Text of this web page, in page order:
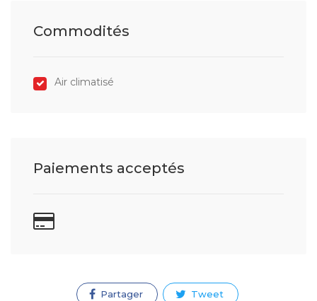
Commodités
Air climatisé
Paiements acceptés
Partager Tweet